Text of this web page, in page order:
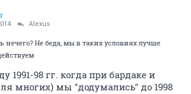
Alexus
нечего? Не беда, мы в таких условиях лучше
1991-98 гг. когда при бардаке и
многих) мы "додумались" до 1998